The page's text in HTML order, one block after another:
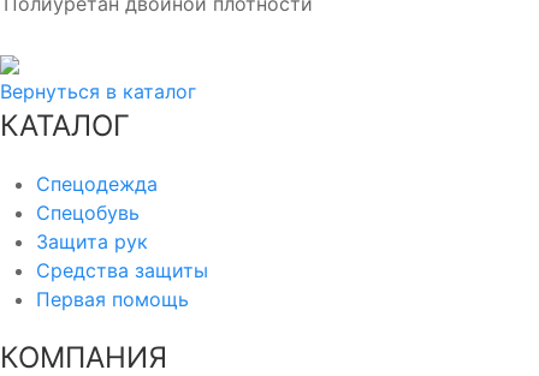
Вернуться в каталог
КАТАЛОГ
Спецодежда
Спецобувь
Защита рук
Средства защиты
Первая помощь
КОМПАНИЯ